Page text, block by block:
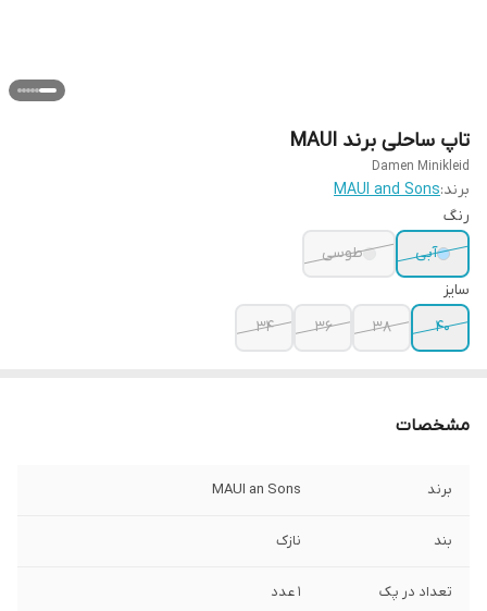
تاپ ساحلی برند MAUI
Damen Minikleid
برند:MAUI and Sons
رنگ
آبی
طوسی
سایز
40
38
36
34
مشخصات
برند MAUI an Sons
بند نازک
تعداد در پک 1 عدد